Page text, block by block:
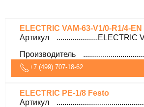
ELECTRIC VAM-63-V1/0-R1/4-
Артикул
ELECTRIC
Производитель
+7 (499) 707-18-62
ELECTRIC PE-1/8 Festo
Артикул